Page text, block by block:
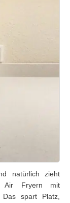
natürlich zieht
Air Fryern mit
Das spart Platz,